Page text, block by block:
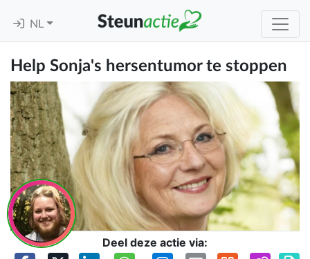
NL
Help Sonja's hersentumor te stoppen
Deel deze actie via: